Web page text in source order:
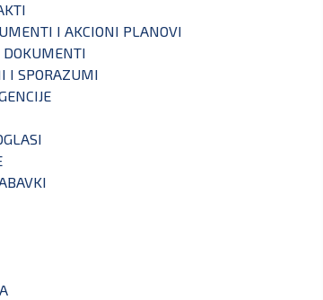
I AKCIONI PLANOVI
I SPORAZUMI